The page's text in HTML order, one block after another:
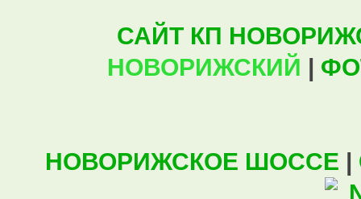
САЙТ КП
НОВОРИЖСКИЙ |
НОВОРИЖСКОЕ ШОССЕ |